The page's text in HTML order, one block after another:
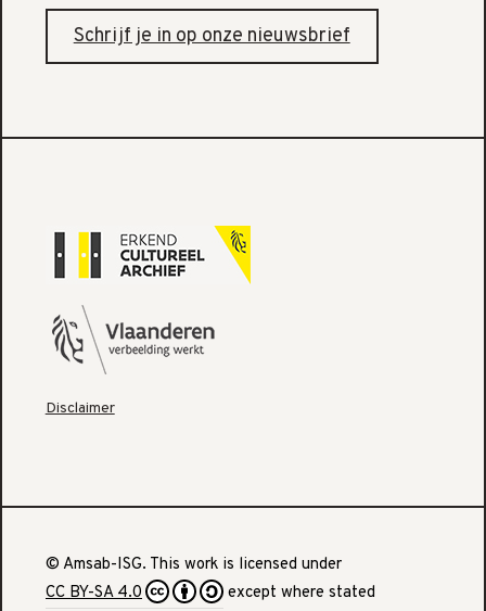
Schrijf je in op onze nieuwsbrief
Disclaimer
© Amsab-ISG. This work is licensed under
CC BY-SA 4.0
except where stated